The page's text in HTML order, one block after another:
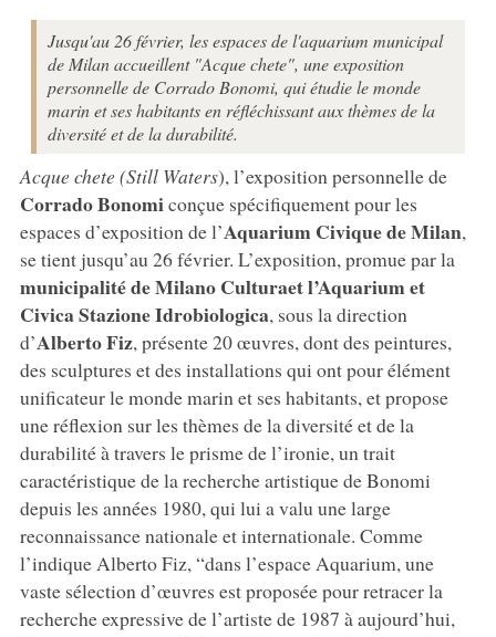
Jusqu'au 26 février, les espaces de l'aquarium municipal
de Milan accueillent "Acque chete", une exposition
personnelle de Corrado Bonomi, qui étudie le monde
marin et ses habitants en réfléchissant aux thèmes de la
diversité et de la durabilité.
Acque chete (Still Waters), l’exposition personnelle de
Corrado Bonomiconçue spécifiquement pour les
espaces d’exposition de l’Aquarium Civique de Milan,
se tient jusqu’au 26 février. L’exposition, promue par la
municipalité de Milano Culturaet l’Aquarium et
Civica Stazione Idrobiologica, sous la direction
d’Alberto Fiz, présente 20 œuvres, dont des peintures,
des sculptures et des installations qui ont pour élément
unificateur le monde marin et ses habitants, et propose
une réflexion sur les thèmes de la diversité et de la
durabilité à travers le prisme de l’ironie, un trait
caractéristique de la recherche artistique de Bonomi
depuis les années 1980, qui lui a valu une large
reconnaissance nationale et internationale. Comme
l’indique Alberto Fiz, “dans l’espace Aquarium, une
vaste sélection d’œuvres est proposée pour retracer la
recherche expressive de l’artiste de 1987 à aujourd’hui,